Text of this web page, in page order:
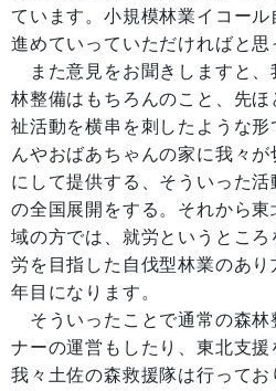
ています。小規模林業イコー
進めていっていただければと思
また意見をお聞きしますと、
林整備はもちろんのこと、先
祉活動を横串を刺したような
んやおばあちゃんの家に我々
にして提供する、そういった
の全国展開をする。それから
域の方では、就労というとこ
労を目指した自伐型林業のあり
年目になります。
そういったことで通常の森林
ナーの運営もしたり、東北支
我々土佐の森救援隊は行ってお